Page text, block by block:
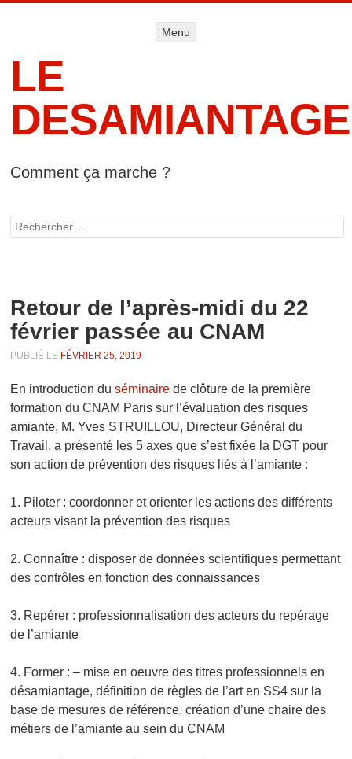
Menu
LE
DESAMIANTAGE
Comment ça marche ?
Rechercher
Retour de l’après-midi du 22
février passée au CNAM
PUBLIÉ LE FÉVRIER 25, 2019
En introduction duséminaire de clôture de la première
formation du CNAM Paris sur l’évaluation des risques
amiante, M. Yves STRUILLOU, Directeur Général du
Travail, a présenté les 5 axes que s’est fixée la DGT pour
son action de prévention des risques liés à l’amiante :
1. Piloter : coordonner et orienter les actions des différents
acteurs visant la prévention des risques
2. Connaître : disposer de données scientifiques permettant
des contrôles en fonction des connaissances
3. Repérer : professionnalisation des acteurs du repérage
de l’amiante
4. Former : – mise en oeuvre des titres professionnels en
désamiantage, définition de règles de l’art en SS4 sur la
base de mesures de référence, création d’une chaire des
métiers de l’amiante au sein du CNAM